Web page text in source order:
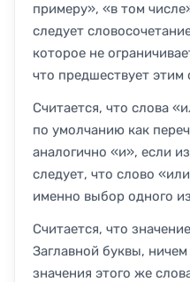
примеру», «в том
следует
которое не
что предшествует этим
Считается, что слова
по умолчанию как
аналогично «и», если
следует, что слово
именно выбор одного
Считается, что
Заглавной буквы,
значения этого же